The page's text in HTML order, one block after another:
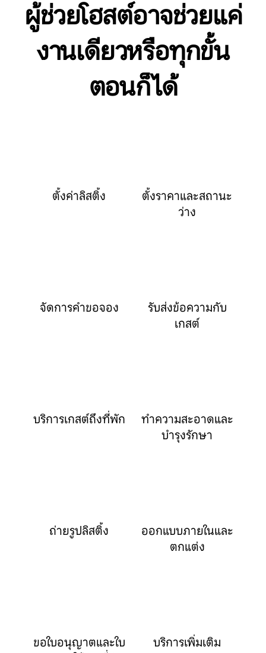
ผู้ช่วยโฮสต์อาจช่วยแค่
งานเดียวหรือทุกขั้น
ตอนก็ได้
ตั้งค่าลิสติ้ง
ตั้งราคาและสถานะ
ว่าง
จัดการคำขอจอง
รับส่งข้อความกับ
เกสต์
บริการเกสต์ถึงที่พัก
ทำความสะอาดและ
บำรุงรักษา
ถ่ายรูปลิสติ้ง
ออกแบบภายในและ
ตกแต่ง
ขอใบอนุญาตและใบ
บริการเพิ่มเติม